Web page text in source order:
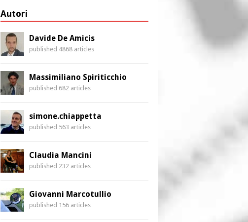
Autori
Davide De Amicis
published 4868 articles
Massimiliano Spiriticchio
published 682 articles
simone.chiappetta
published 563 articles
Claudia Mancini
published 232 articles
Giovanni Marcotullio
published 156 articles